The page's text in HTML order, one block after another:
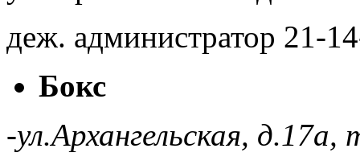
деж. администратор 21-
Бокс
-ул.Архангельская, д.17а,